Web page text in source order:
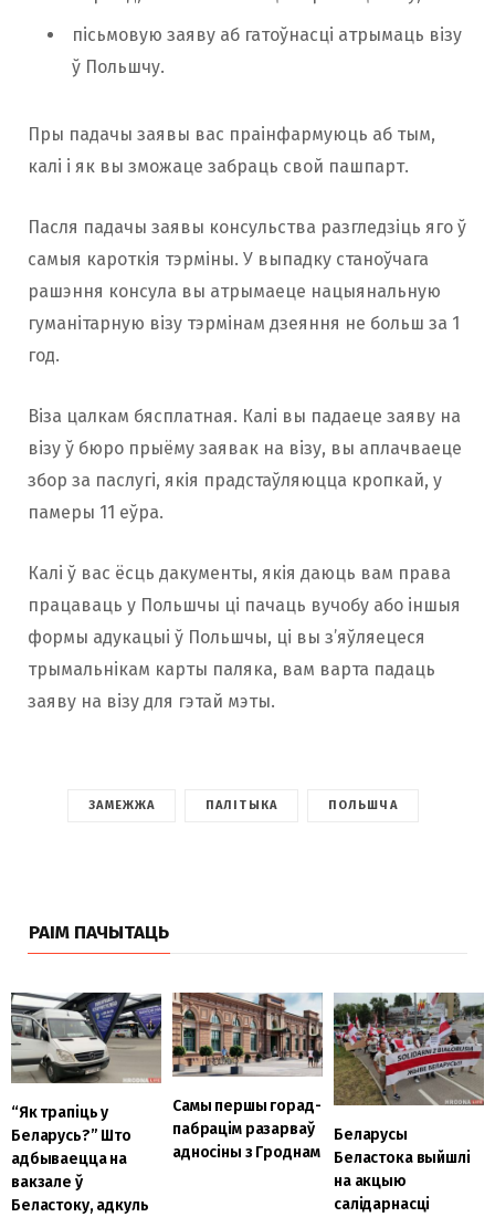
пісьмовую заяву аб гатоўнасці атрымаць візу
ў Польшчу.
Пры падачы заявы вас праінфармуюць аб тым,
калі і як вы зможаце забраць свой пашпарт.
Пасля падачы заявы консульства разгледзіць яго ў
самыя кароткія тэрміны. У выпадку станоўчага
рашэння консула вы атрымаеце нацыянальную
гуманітарную візу тэрмінам дзеяння не больш за 1
год.
Віза цалкам бясплатная. Калі вы падаеце заяву на
візу ў бюро прыёму заявак на візу, вы аплачваеце
збор за паслугі, якія прадстаўляюцца кропкай, у
памеры 11 еўра.
Калі ў вас ёсць дакументы, якія даюць вам права
працаваць у Польшчы ці пачаць вучобу або іншыя
формы адукацыі ў Польшчы, ці вы з’яўляецеся
трымальнікам карты паляка, вам варта падаць
заяву на візу для гэтай мэты.
ЗАМЕЖЖА ПАЛІТЫКА ПОЛЬШЧА
РАІМ ПАЧЫТАЦЬ
“Як трапіць у
Беларусь?” Што
адбываецца на
вакзале ў
Беластоку, адкуль
Самы першы горад-
пабрацім разарваў
адносіны з Гроднам
Беларусы
Беластока выйшлі
на акцыю
салідарнасці